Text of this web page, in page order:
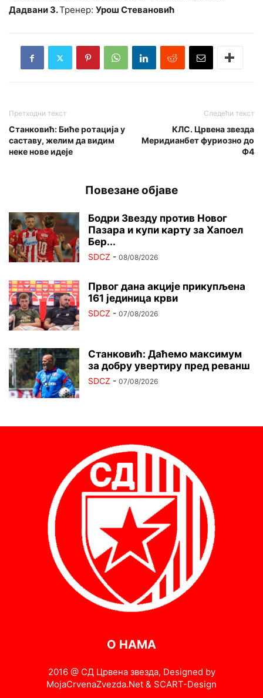
Дадвани 3.Тренер: Урош Стевановић
Претходни текст
Станковић: Биће ротација у
саставу, желим да видим
неке нове идеје
Следећи текст
КЛС. Црвена звезда
Меридианбет фуриозно до
Ф4
Повезане објаве
Бодри Звезду против Новог
Пазара и купи карту за Хапоел
Бер...
SDCZ - 08/08/2026
Првог дана акције прикупљена
161 јединица крви
SDCZ - 07/08/2026
Станковић: Даћемо максимум
за добру увертиру пред реванш
SDCZ - 07/08/2026
О НАМА
2016 @ СД Црвена звезда, Designed by
MojaCrvenaZvezda.Net & SCART-Design